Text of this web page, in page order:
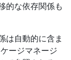
的な依存関係も
は自動的に含ま
ージマネージ